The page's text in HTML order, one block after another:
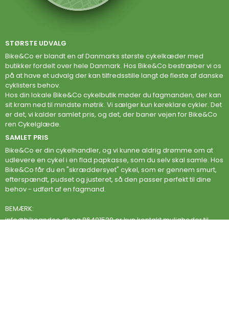
STØRSTE UDVALG
Bike&Co er blandt en af Danmarks største cykelkæder med
butikker fordelt over hele Danmark. Hos Bike&Co bestræber vi os
på at have et udvalg der kan tilfredsstille langt de fleste af danske
cyklisters behov.
Hos din lokale Bike&Co cykelbutik møder du fagmanden, der kan
sit kram ned til mindste møtrik. Vi sælger kun køreklare cykler. Det
er det, vi kalder samlet pris, og det, der baner vejen for Bike&Co
ren Cykelglæde.
SAMLET PRIS
Bike&Co er din cykelhandler, og vi kunne aldrig drømme om at
udlevere en cykel i en flad papkasse, som du selv skal samle. Hos
Bike&Co får du en "skræddersyet" cykel, som er gennem smurt,
efterspændt, pudset og justeret, så den passer perfekt til dine
behov - udført af en fagmand.
BEMÆRK:
info@bikeandco.dkog 86401520 er kun kontakt muligheder til